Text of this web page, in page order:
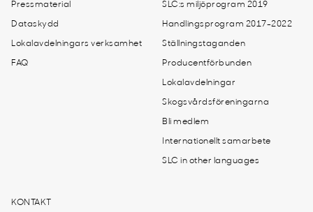
Pressmaterial
Dataskydd
Lokalavdelningars verksamhet
FAQ
SLC:s miljöprogram 2019
Handlingsprogram 2017-2022
Ställningstaganden
Producentförbunden
Lokalavdelningar
Skogsvårdsföreningarna
Bli medlem
Internationellt samarbete
SLC in other languages
KONTAKT